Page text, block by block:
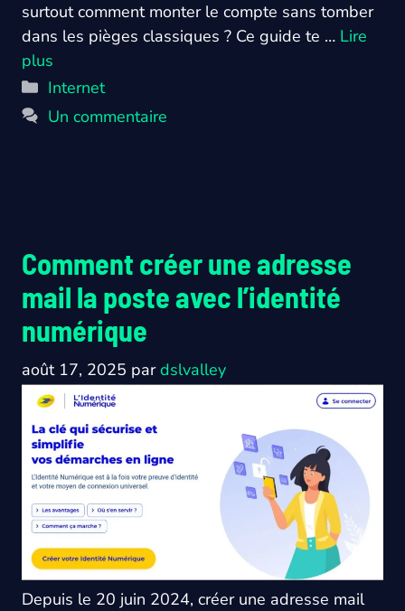
surtout comment monter le compte sans tomber
dans les pièges classiques ? Ce guide te … Lire
plus
Catégories
Internet
Un commentaire
Comment créer une adresse
mail la poste avec l’identité
numérique
août 17, 2025 pardslvalley
Depuis le 20 juin 2024, créer une adresse mail